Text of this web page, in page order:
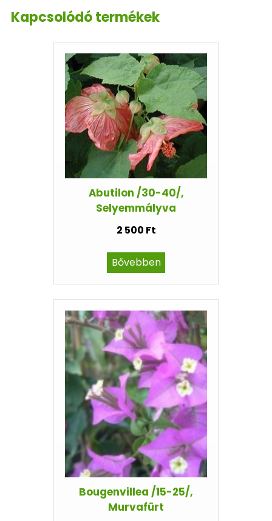
Kapcsolódó termékek
Abutilon /30-40/,
Selyemmályva
2 500 Ft
Bővebben
Bougenvillea /15-25/,
Murvafürt